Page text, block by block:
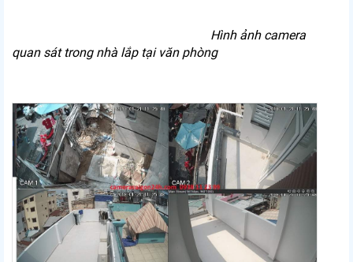
Hình ảnh camera
quan sát trong nhà lắp tại văn phòng